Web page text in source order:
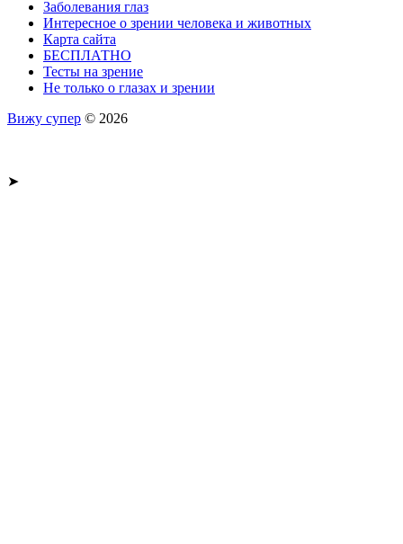
Заболевания глаз
Интересное о зрении человека и животных
Карта сайта
БЕСПЛАТНО
Тесты на зрение
Не только о глазах и зрении
Вижу супер © 2026
➤